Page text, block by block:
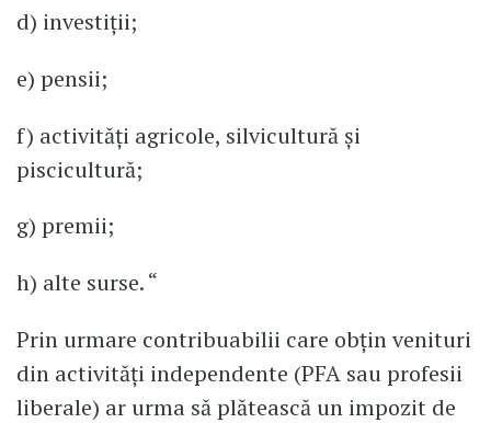
d) investiţii;
e) pensii;
f) activităţi agricole, silvicultură şi
piscicultură;
g) premii;
h) alte surse. “
Prin urmare contribuabilii care obţin venituri
din activităţi independente (PFA sau profesii
liberale) ar urma să plătească un impozit de